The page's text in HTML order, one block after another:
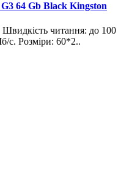
64 Gb Black Kingston
читання: до 100
с. Розміри: 60*2..